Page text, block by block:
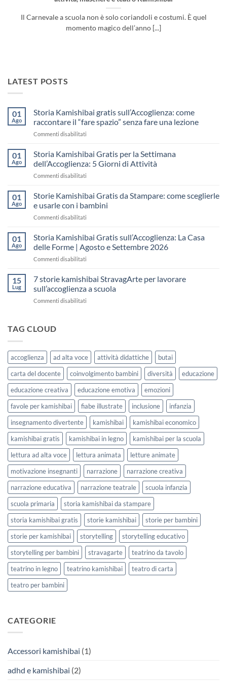
Il Carnevale a scuola non è solo coriandoli e costumi. È quel
momento magico dell’anno [...]
LATEST POSTS
01
Ago
Storia Kamishibai gratis sull’Accoglienza: come
raccontare il “fare spazio” senza fare una lezione
Commenti disabilitati
Kamishibai
sull’Accoglienza:
il
“fare
una
lezione
01
Ago
Storia Kamishibai Gratis per la Settimana
dell’Accoglienza: 5 Giorni di Attività
Commenti disabilitati
Kamishibai
per
dell’Accoglienza:
Giorni
01
Ago
Storie Kamishibai Gratis da Stampare: come sceglierle
e usarle con i bambini
Commenti disabilitati
Kamishibai
da
sceglierle
01
Ago
Storia Kamishibai Gratis sull’Accoglienza: La Casa
delle Forme | Agosto e Settembre 2026
Commenti disabilitati
Kamishibai
sull’Accoglienza:
Settembre
2026
15
Lug
7 storie kamishibai StravagArte per lavorare
sull’accoglienza a scuola
Commenti disabilitati
lavorare
sull’accoglienza
a
scuola
TAG CLOUD
accoglienza ad alta voce attività didattiche
butai
carta del docente
coinvolgimento bambini diversità
educazione
educazione creativa
educazione emotiva
emozioni
favole per kamishibai
fiabe illustrate inclusione
infanzia
insegnamento divertente
kamishibai
kamishibai economico
kamishibai gratis
kamishibai in legno
kamishibai per la scuola
lettura ad alta voce
lettura animata
letture animate
motivazione insegnanti
narrazione
narrazione creativa
narrazione educativa
narrazione teatrale
scuola infanzia
scuola primaria
storia kamishibai da stampare
storia kamishibai gratis
storie kamishibai
storie per bambini
storie per kamishibai
storytelling
storytelling educativo
storytelling per bambini
stravagarte
teatrino da tavolo
teatrino in legno
teatrino kamishibai
teatro di carta
teatro per bambini
CATEGORIE
Accessori kamishibai (1)
adhd e kamishibai (2)